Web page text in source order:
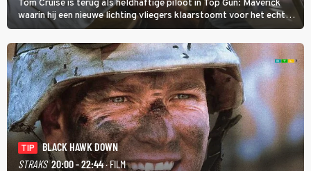
Tom Cruise is terug als heldhaftige piloot in Top Gun: Maverick
waarin hij een nieuwe lichting vliegers klaarstoomt voor het echte
werk.
TIP
BLACK HAWK DOWN
STRAKS 20:00 - 22:44· FILM